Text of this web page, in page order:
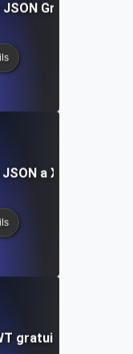
Gratuita
a XML Gratuita
gratuito